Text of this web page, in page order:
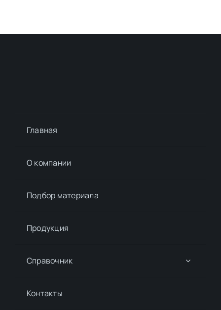
Главная
О компании
Подбор материалa
Продукция
Справочник
Контакты